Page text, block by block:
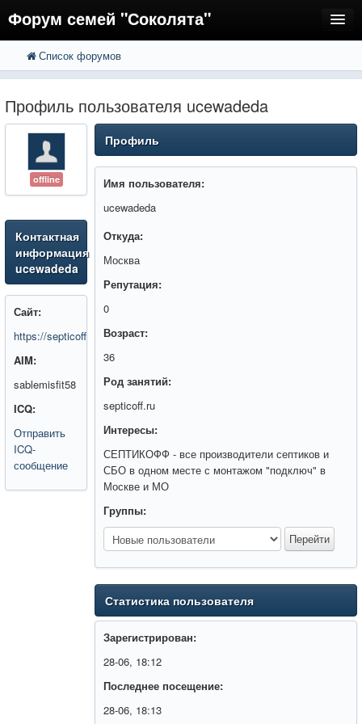
Форум семей "Соколята"
FAQ
Регистрация
Вход
Список форумов
Профиль пользователя ucewadeda
offline
Контактная
информация
ucewadeda
Сайт:
https://septicoff.ru/
AIM:
sablemisfit58
ICQ:
Отправить
ICQ-
сообщение
Профиль
Имя пользователя:
ucewadeda
Откуда:
Москва
Репутация:
0
Возраст:
36
Род занятий:
septicoff.ru
Интересы:
СЕПТИКОФФ - все производители септиков и
СБО в одном месте с монтажом "подключ" в
Москве и МО
Группы:
Статистика пользователя
Зарегистрирован:
28-06, 18:12
Последнее посещение:
28-06, 18:13